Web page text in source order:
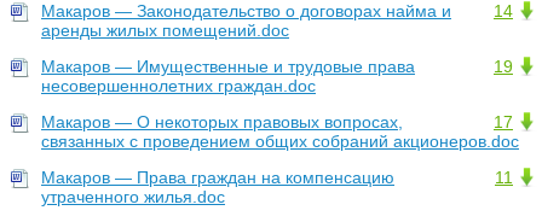
14
Макаров — Законодательство о договорах найма и
аренды жилых помещений.doc
19
Макаров — Имущественные и трудовые права
несовершеннолетних граждан.doc
17
Макаров — О некоторых правовых вопросах,
связанных с проведением общих собраний акционеров.doc
11
Макаров — Права граждан на компенсацию
утраченного жилья.doc